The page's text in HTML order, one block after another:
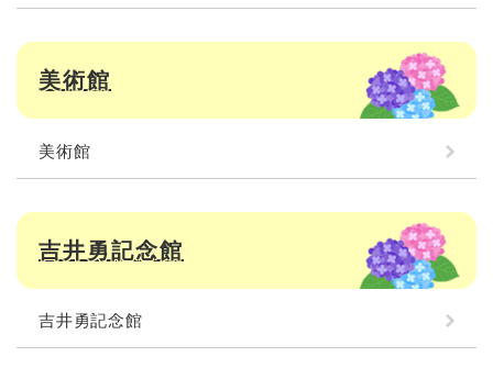
美術館
美術館
吉井勇記念館
吉井勇記念館